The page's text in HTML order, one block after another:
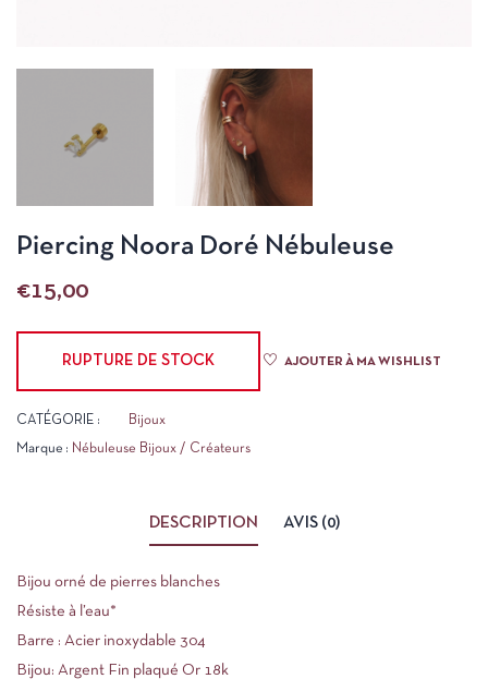
Piercing Noora Doré Nébuleuse
€15,00
RUPTURE DE STOCK AJOUTER À MA WISHLIST
CATÉGORIE : Bijoux
Marque : Nébuleuse Bijoux / Créateurs
DESCRIPTION AVIS (0)
Bijou orné de pierres blanches
Résiste à l’eau*
Barre : Acier inoxydable 304
Bijou: Argent Fin plaqué Or 18k